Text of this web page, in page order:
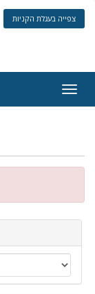
צפייה בעגלת הקניות
ניווט